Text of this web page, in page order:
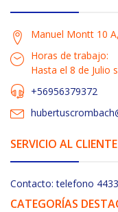
Manuel Montt 10
Horas de trabajo:
Hasta el 8 de Julio
+56956379372
SERVICIO AL CLIENTE
Contacto: telefono
CATEGORÍAS